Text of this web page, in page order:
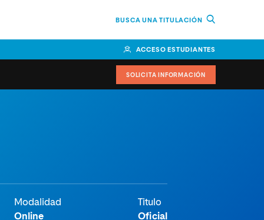
BUSCA UNA TITULACIÓN
ACCESO ESTUDIANTES
SOLICITA INFORMACIÓN
Modalidad
Online
Titulo
Oficial